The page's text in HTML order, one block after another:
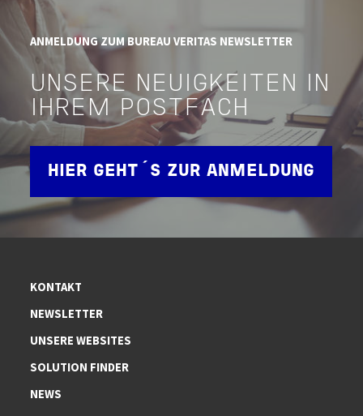
ANMELDUNG ZUM BUREAU VERITAS NEWSLETTER
UNSERE NEUIGKEITEN IN
IHREM POSTFACH
HIER GEHT´S ZUR ANMELDUNG
KONTAKT
NEWSLETTER
UNSERE WEBSITES
SOLUTION FINDER
NEWS